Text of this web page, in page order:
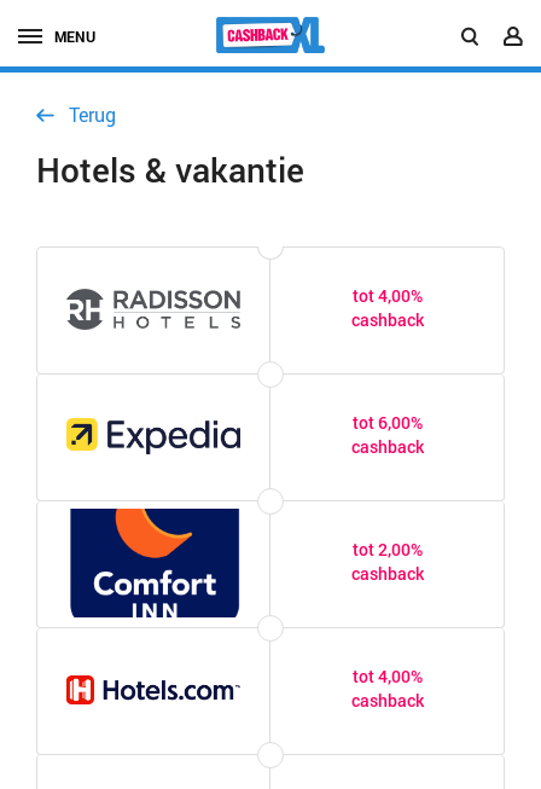
MENU
Terug
Hotels & vakantie
tot 4,00%
cashback
tot 6,00%
cashback
tot 2,00%
cashback
tot 4,00%
cashback